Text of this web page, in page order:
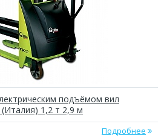
подъёмом вил
1,2 т 2,9 м
Подробнее